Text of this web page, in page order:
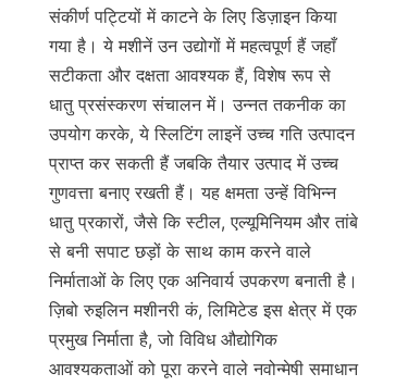
संकीर्ण पट्टियों में काटने के लिए डिज़ाइन किया
गया है। ये मशीनें उन उद्योगों में महत्वपूर्ण हैं जहाँ
सटीकता और दक्षता आवश्यक हैं, विशेष रूप से
धातु प्रसंस्करण संचालन में। उन्नत तकनीक का
उपयोग करके, ये स्लिटिंग लाइनें उच्च गति उत्पादन
प्राप्त कर सकती हैं जबकि तैयार उत्पाद में उच्च
गुणवत्ता बनाए रखती हैं। यह क्षमता उन्हें विभिन्न
धातु प्रकारों, जैसे कि स्टील, एल्यूमिनियम और तांबे
से बनी सपाट छड़ों के साथ काम करने वाले
निर्माताओं के लिए एक अनिवार्य उपकरण बनाती है।
ज़िबो रुइलिन मशीनरी कं, लिमिटेड इस क्षेत्र में एक
प्रमुख निर्माता है, जो विविध औद्योगिक
आवश्यकताओं को पूरा करने वाले नवोन्मेषी समाधान